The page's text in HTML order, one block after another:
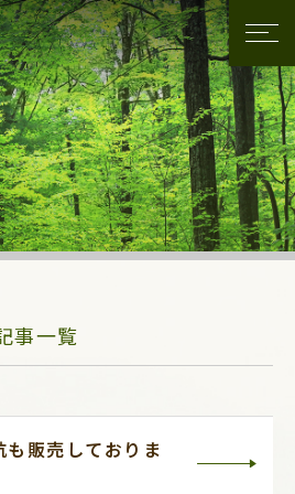
事一覧
も販売しておりま